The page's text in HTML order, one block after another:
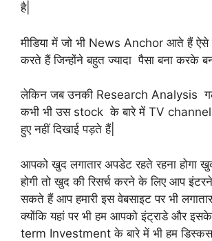
है|
मीडिया में जो भी News Anchor आते हैं ऐसे
करते हैं जिन्होंने बहुत ज्यादा पैसा बना करके
लेकिन जब उनकी Research Analysis
कभी भी उस stock के बारे में TV
हुए नहीं दिखाई पड़ते हैं|
आपको खुद लगातार अपडेट रहते रहना होगा
होगी तो खुद की रिसर्च करने के लिए आप
सकते हैं आप हमारी इस वेबसाइट पर भी
क्योंकि यहां पर भी हम आपको इंट्राडे और
term Investment के बारे में भी हम